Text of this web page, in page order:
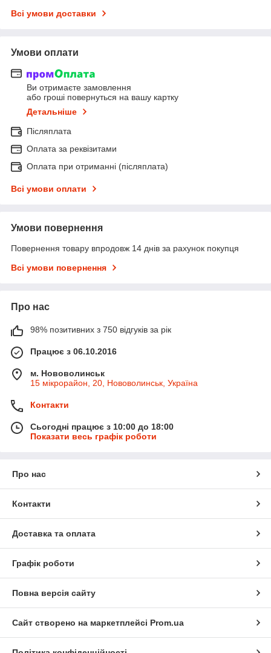
Всі умови доставки
Умови оплати
Ви отримаєте замовлення
або гроші повернуться на вашу картку
Детальніше
Післяплата
Оплата за реквізитами
Оплата при отриманні (післяплата)
Всі умови оплати
Умови повернення
Повернення товару впродовж 14 днів за рахунок покупця
Всі умови повернення
Про нас
98% позитивних з 750 відгуків за рік
Працює з 06.10.2016
м. Нововолинськ
15 мікрорайон, 20, Нововолинськ, Україна
Контакти
Сьогодні працює з 10:00 до 18:00
Показати весь графік роботи
Про нас
Контакти
Доставка та оплата
Графік роботи
Повна версія сайту
Сайт створено на маркетплейсі Prom.ua